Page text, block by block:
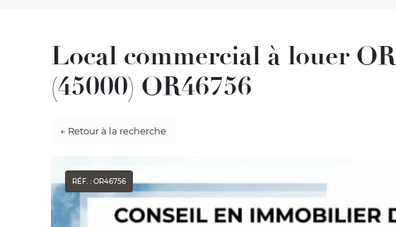
Local commercial à louer
(45000) OR46756
← Retour à la recherche
RÉF. : OR46756